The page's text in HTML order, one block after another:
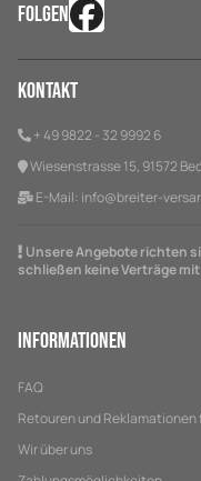
FOLGEN
Kontakt
+ 49 9822 - 32 9992 6
Wiesenstrasse 15, 91572
E-Mail: info@breiter-
Unsere Angebote richten
schließen keine Verträge
Informationen
FAQ
Retouren und
Wir über uns